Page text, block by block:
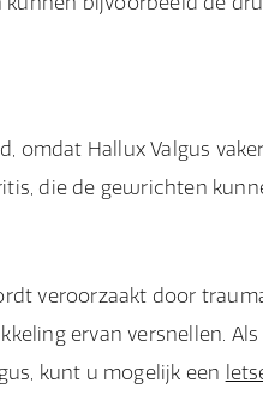
omdat Hallux Valgus
die de gewrichten
veroorzaakt door
ervan versnellen.
kunt u mogelijk een